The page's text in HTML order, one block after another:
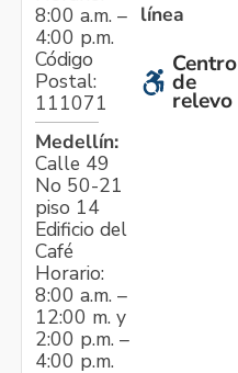
8:00 a.m. –
4:00 p.m.
Código
Postal:
111071
Medellín:
Calle 49
No 50-21
piso 14
Edificio del
Café
Horario:
8:00 a.m. –
12:00 m. y
2:00 p.m. –
4:00 p.m.
línea
Centro
de
relevo